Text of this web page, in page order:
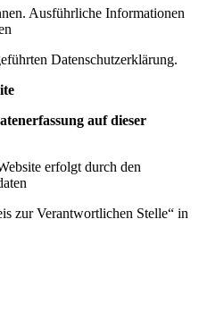
Ausführliche Informationen
Datenschutzerklärung.
auf dieser
erfolgt durch den
zur Verantwortlichen Stelle“ in